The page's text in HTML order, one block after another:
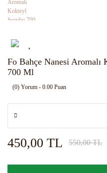
Fo Bahçe Nanesi Aromalı
700 Ml
(0) Yorum - 0.00 Puan
450,00 TL 550,00 TL